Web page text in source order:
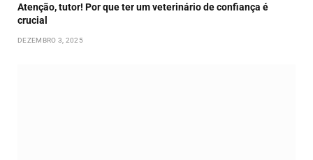
Atenção, tutor! Por que ter um veterinário de confiança é
crucial
DEZEMBRO 3, 2025